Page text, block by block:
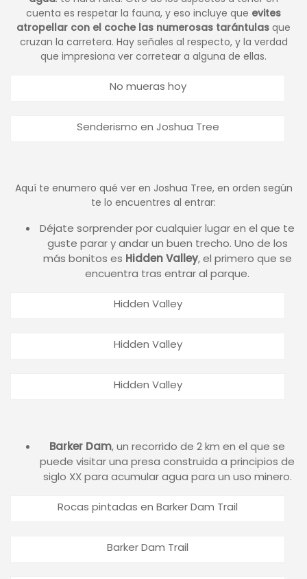
cuenta es respetar la fauna, y eso incluye que evites
atropellar con el coche las numerosas tarántulas que
cruzan la carretera. Hay señales al respecto, y la verdad
que impresiona ver corretear a alguna de ellas.
No mueras hoy
Senderismo en Joshua Tree
Aquí te enumero qué ver en Joshua Tree, en orden según
te lo encuentres al entrar:
Déjate sorprender por cualquier lugar en el que te
guste parar y andar un buen trecho. Uno de los
más bonitos es Hidden Valley, el primero que se
encuentra tras entrar al parque.
Hidden Valley
Hidden Valley
Hidden Valley
Barker Dam, un recorrido de 2 km en el que se
puede visitar una presa construida a principios de
siglo XX para acumular agua para un uso minero.
Rocas pintadas en Barker Dam Trail
Barker Dam Trail